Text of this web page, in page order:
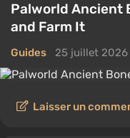
Palworld Ancient
and Farm It
Guides 25 juillet 2026
Laisser un